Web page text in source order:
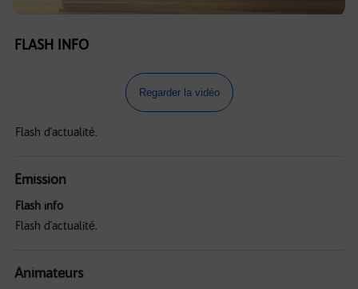
FLASH INFO
Regarder la vidéo
Flash d'actualité.
Emission
Flash info
Flash d'actualité.
Animateurs